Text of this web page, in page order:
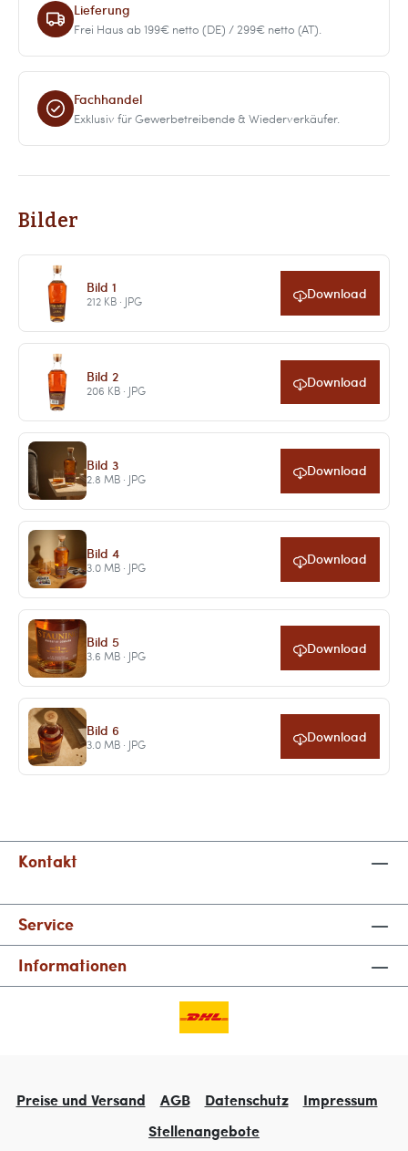
Lieferung
Frei Haus ab 199€ netto (DE) / 299€ netto (AT).
Fachhandel
Exklusiv für Gewerbetreibende & Wiederverkäufer.
Bilder
Bild 1
212 KB · JPG Download
Bild 2
206 KB · JPG Download
Bild 3
2.8 MB · JPG Download
Bild 4
3.0 MB · JPG Download
Bild 5
3.6 MB · JPG Download
Bild 6
3.0 MB · JPG Download
Kontakt
Service
Informationen
Preise und Versand AGB Datenschutz
Impressum
Stellenangebote